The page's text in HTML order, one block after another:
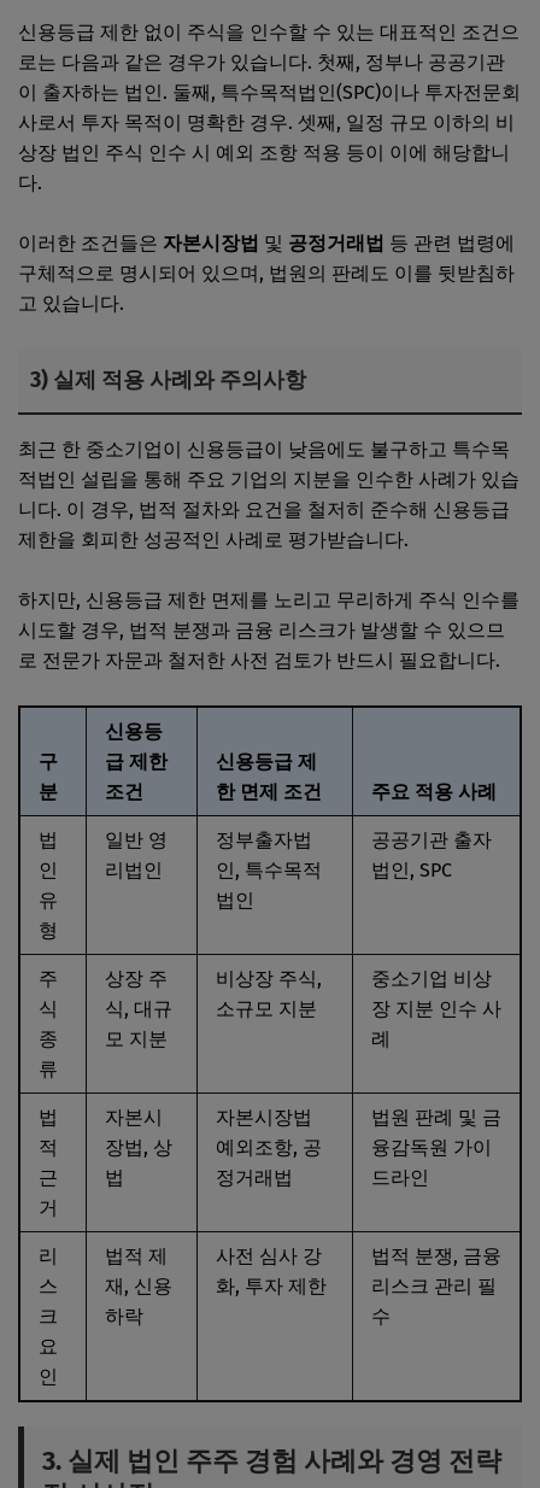
신용등급 제한 없이 주식을 인수할 수 있는 대표적인 조건으
로는 다음과 같은 경우가 있습니다. 첫째, 정부나 공공기관
이 출자하는 법인. 둘째, 특수목적법인(SPC)이나 투자전문회
사로서 투자 목적이 명확한 경우. 셋째, 일정 규모 이하의 비
상장 법인 주식 인수 시 예외 조항 적용 등이 이에 해당합니
다.
이러한 조건들은 자본시장법 및 공정거래법 등 관련 법령에
구체적으로 명시되어 있으며, 법원의 판례도 이를 뒷받침하
고 있습니다.
3) 실제 적용 사례와 주의사항
최근 한 중소기업이 신용등급이 낮음에도 불구하고 특수목
적법인 설립을 통해 주요 기업의 지분을 인수한 사례가 있습
니다. 이 경우, 법적 절차와 요건을 철저히 준수해 신용등급
제한을 회피한 성공적인 사례로 평가받습니다.
하지만, 신용등급 제한 면제를 노리고 무리하게 주식 인수를
시도할 경우, 법적 분쟁과 금융 리스크가 발생할 수 있으므
로 전문가 자문과 철저한 사전 검토가 반드시 필요합니다.
구
분
신용등
급 제한
조건
신용등급 제
한 면제 조건
주요 적용 사례
법
인
유
형
일반 영
리법인
정부출자법
인, 특수목적
법인
공공기관 출자
법인, SPC
주
식
종
류
상장 주
식, 대규
모 지분
비상장 주식,
소규모 지분
중소기업 비상
장 지분 인수 사
례
법
적
근
거
자본시
장법, 상
법
자본시장법
예외조항, 공
정거래법
법원 판례 및 금
융감독원 가이
드라인
리
스
크
요
인
법적 제
재, 신용
하락
사전 심사 강
화, 투자 제한
법적 분쟁, 금융
리스크 관리 필
수
3. 실제 법인 주주 경험 사례와 경영 전략